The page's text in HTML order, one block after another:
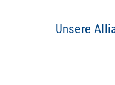
Unsere